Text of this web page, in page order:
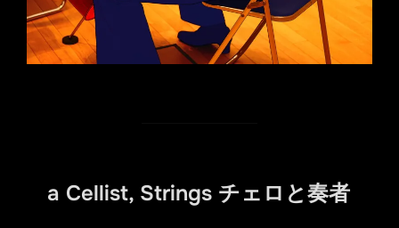
a Cellist, Strings チェロと奏者